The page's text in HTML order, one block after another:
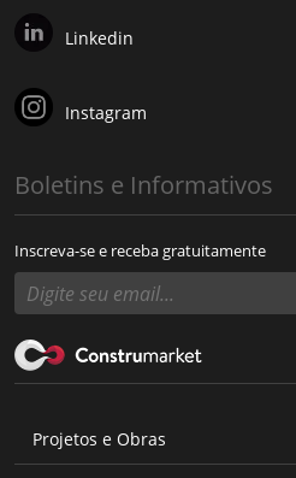
Linkedin
Instagram
Boletins e Informativos
Inscreva-se e receba gratuitamente
Projetos e Obras